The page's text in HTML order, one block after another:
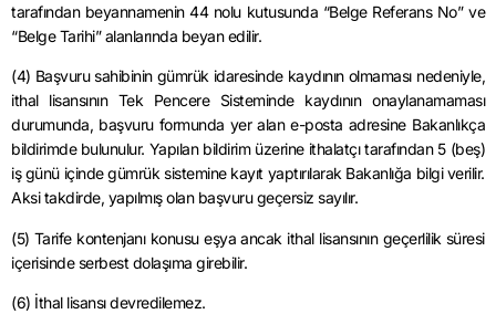
tarafından beyannamenin 44 nolukutusunda “Belge Referans No” ve
“Belge Tarihi” alanlarında beyan edilir.
(4) Başvuru sahibinin gümrük idaresinde kaydının olmaması nedeniyle,
ithal lisansının Tek Pencere Sisteminde kaydının onaylanamaması
durumunda, başvuru formunda yer alan e-posta adresine Bakanlıkça
bildirimde bulunulur. Yapılan bildirim üzerine ithalatçı tarafından 5 (beş)
iş günü içinde gümrük sistemine kayıt yaptırılarak Bakanlığa bilgi verilir.
Aksi takdirde, yapılmış olan başvuru geçersiz sayılır.
(5) Tarife kontenjanı konusu eşya ancak ithal lisansının geçerlilik süresi
içerisinde serbest dolaşıma girebilir.
(6) İthal lisansı devredilemez.